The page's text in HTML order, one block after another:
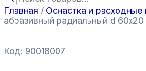
Главная / Оснастка и расходные
абразивный радиальный d
Код: 90018007